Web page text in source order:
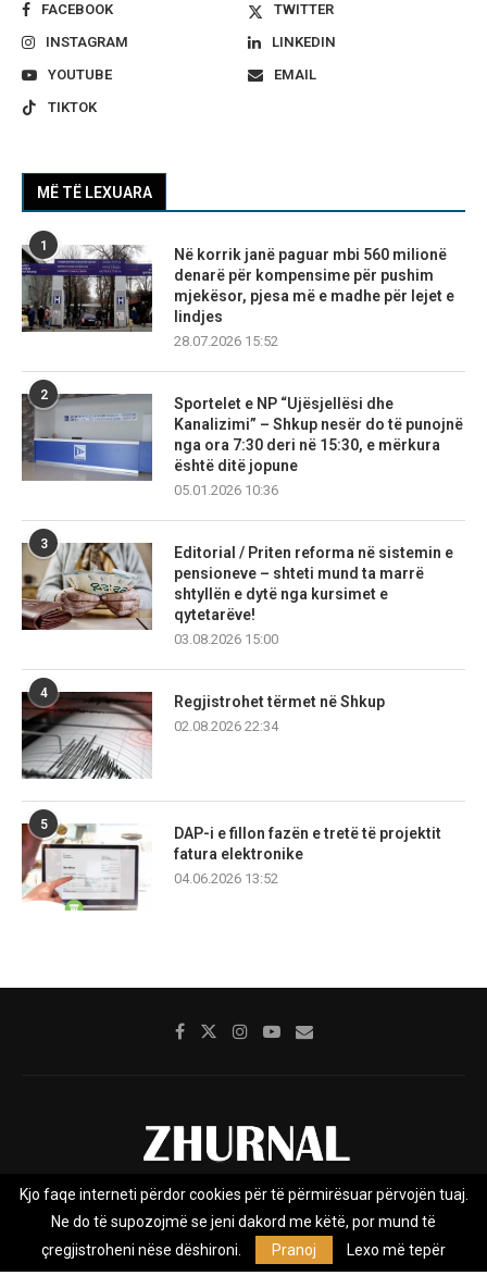
FACEBOOK
TWITTER
INSTAGRAM
LINKEDIN
YOUTUBE
EMAIL
TIKTOK
MË TË LEXUARA
1
Në korrik janë paguar mbi 560 milionë
denarë për kompensime për pushim
mjekësor, pjesa më e madhe për lejet e
lindjes
28.07.2026 15:52
2
Sportelet e NP “Ujësjellësi dhe
Kanalizimi” – Shkup nesër do të punojnë
nga ora 7:30 deri në 15:30, e mërkura
është ditë jopune
05.01.2026 10:36
3
Editorial / Priten reforma në sistemin e
pensioneve – shteti mund ta marrë
shtyllën e dytë nga kursimet e
qytetarëve!
03.08.2026 15:00
4
Regjistrohet tërmet në Shkup
02.08.2026 22:34
5
DAP-i e fillon fazën e tretë të projektit
fatura elektronike
04.06.2026 13:52
Rreth nesh Impresumi Marketing
Privacy Policy
Zhurnal.mk është Agjenci e Lajmeve e pavarur, e themeluar në vitin
Kjo faqe interneti përdor cookies për të përmirësuar përvojën tuaj.
Ne do të supozojmë se jeni dakord me këtë, por mund të
çregjistroheni nëse dëshironi.
Pranoj Lexo më tepër